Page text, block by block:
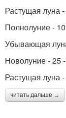
Растущая луна
Полнолуние -
Убывающая
Новолуние - 25
Растущая луна
читать дальше →